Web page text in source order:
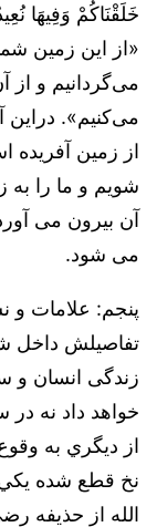
«از این زمین
می‌گردانیم و از
می‌کنیم». دراین
از زمین
شویم و ما را به
آن بیرون می
می شود.
پنجم: علامات و
تفاصیلش داخل
زندگی انسان و
خواهد داد نه
از ديگري به
نخ قطع شده يكي
الله از حذیفه